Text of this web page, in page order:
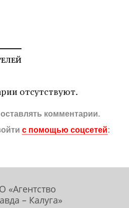
отсутствуют.
комментарии.
с помощью соцсетей:
«Агентство
– Калуга»